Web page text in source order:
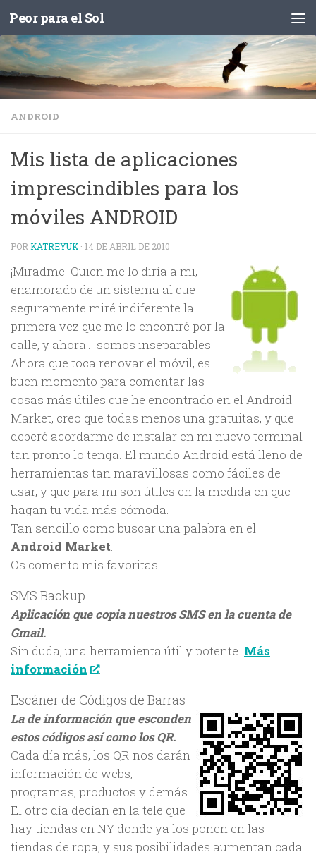
Saltar al contenido
Peor para el Sol
ANDROID
Mis lista de aplicaciones
imprescindibles para los
móviles ANDROID
POR KATREYUK · 14 DE ABRIL DE 2010
¡Miradme! Quien me lo diría a mi,
enamorado de un sistema al que
seguramente miré indiferente la
primera vez que me lo encontré por la
calle, y ahora… somos inseparables.
Ahora que toca renovar el móvil, es
buen momento para comentar las
cosas más útiles que he encontrado en el Android
Market, creo que todas menos una gratuitas, y que
deberé acordarme de instalar en mi nuevo terminal
tan pronto lo tenga. El mundo Android está lleno de
herramientas tan maravillosas como fáciles de
usar, y que para mi son útiles en la medida en que
hagan tu vida más cómoda.
Tan sencillo como buscar una palabra en el
Android Market.
Os comento mis favoritas:
SMS Backup
Aplicación que copia nuestros SMS en la cuenta de
Gmail.
Sin duda, una herramienta útil y potente. Más
información
.
Escáner de Códigos de Barras
La de información que esconden
estos códigos así como los QR.
Cada día más, los QR nos darán
información de webs,
programas, productos y demás.
El otro día decían en la tele que
hay tiendas en NY donde ya los ponen en las
tiendas de ropa, y sus posibilidades aumentan cada